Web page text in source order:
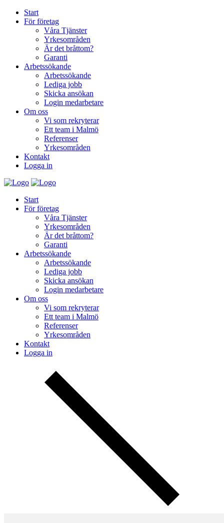
Start
För företag
Våra Tjänster
Yrkesområden
Är det bråttom?
Garanti
Arbetssökande
Arbetssökande
Lediga jobb
Skicka ansökan
Login medarbetare
Om oss
Vi som rekryterar
Ett team i Malmö
Referenser
Yrkesområden
Kontakt
Logga in
Start
För företag
Våra Tjänster
Yrkesområden
Är det bråttom?
Garanti
Arbetssökande
Arbetssökande
Lediga jobb
Skicka ansökan
Login medarbetare
Om oss
Vi som rekryterar
Ett team i Malmö
Referenser
Yrkesområden
Kontakt
Logga in